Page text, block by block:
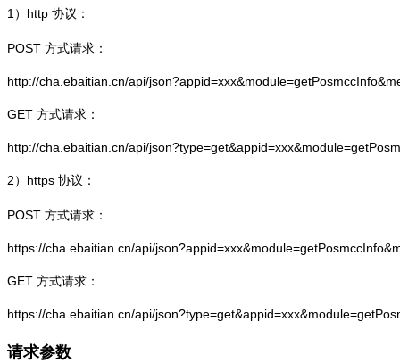
1） http 协议：
POST 方式请求：
http://cha.ebaitian.cn/api/
GET 方式请求：
http://cha.ebaitian.cn/api/
2） https 协议：
POST 方式请求：
https://cha.ebaitian.cn/api/
GET 方式请求：
https://cha.ebaitian.cn/api/
请求参数